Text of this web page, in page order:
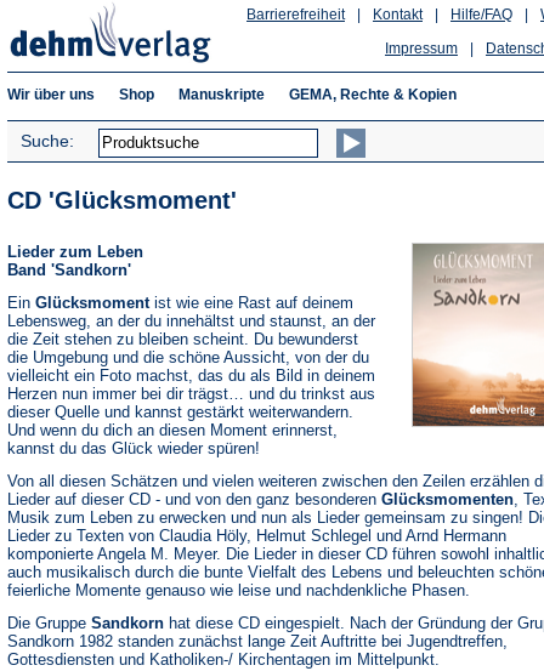
Hilfe/FAQ
Kontakt
Barrierefreiheit
Impressum
Wir über uns Shop Manuskripte GEMA, Rechte & Kopien
Suche:
CD 'Glücksmoment'
Lieder zum Leben
Band 'Sandkorn'
Ein Glücksmomentist wie eine Rast auf deinem
Lebensweg, an der du innehältst und staunst, an der
die Zeit stehen zu bleiben scheint. Du bewunderst
die Umgebung und die schöne Aussicht, von der du
vielleicht ein Foto machst, das du als Bild in deinem
Herzen nun immer bei dir trägst… und du trinkst aus
dieser Quelle und kannst gestärkt weiterwandern.
Und wenn du dich an diesen Moment erinnerst,
kannst du das Glück wieder spüren!
Von all diesen Schätzen und vielen weiteren zwischen den Zeilen erzählen
Lieder auf dieser CD - und von den ganz besonderen Glücksmomenten,
Musik zum Leben zu erwecken und nun als Lieder gemeinsam zu singen!
Lieder zu Texten von Claudia Höly, Helmut Schlegel und Arnd Hermann
komponierte Angela M. Meyer. Die Lieder in dieser CD führen sowohl
auch musikalisch durch die bunte Vielfalt des Lebens und beleuchten
feierliche Momente genauso wie leise und nachdenkliche Phasen.
Die Gruppe Sandkorn hat diese CD eingespielt. Nach der Gründung der
Sandkorn 1982 standen zunächst lange Zeit Auftritte bei Jugendtreffen,
Gottesdiensten und Katholiken-/ Kirchentagen im Mittelpunkt.